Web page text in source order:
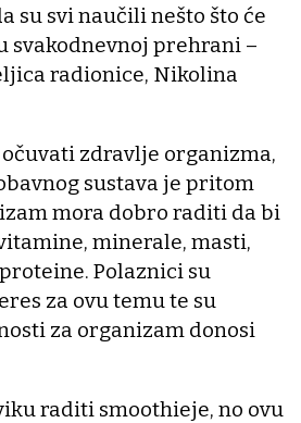
su svi naučili nešto što će
prehrani –
radionice, Nikolina
zdravlje organizma,
sustava je pritom
mora dobro raditi da bi
minerale, masti,
Polaznici su
za ovu temu te su
za organizam donosi
raditi smoothieje, no ovu